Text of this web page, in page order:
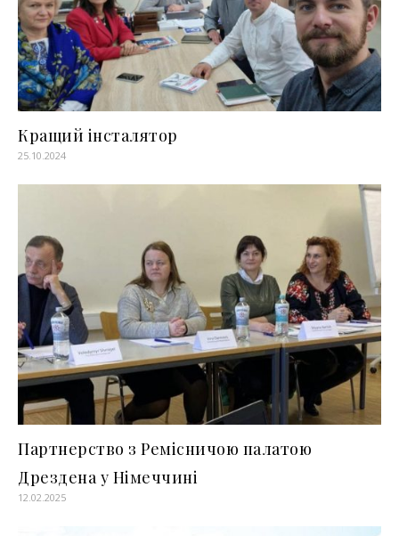
Кращий інсталятор
25.10.2024
Партнерство з Ремісничою палатою
Дрездена у Німеччині
12.02.2025